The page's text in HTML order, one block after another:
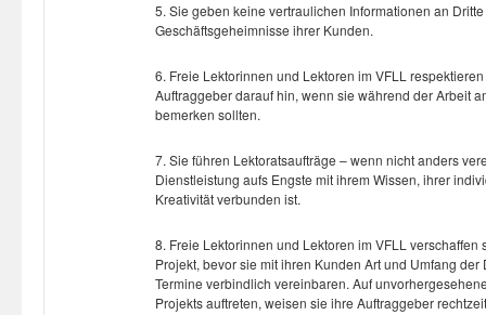
5. Sie geben keine vertraulichen Informationen an
Geschäftsgeheimnisse ihrer Kunden.
6. Freie Lektorinnen und Lektoren im VFLL
Auftraggeber darauf hin, wenn sie während der Arbeit
bemerken sollten.
7. Sie führen Lektoratsaufträge – wenn nicht anders
Dienstleistung aufs Engste mit ihrem Wissen, ihrer
Kreativität verbunden ist.
8. Freie Lektorinnen und Lektoren im VFLL
Projekt, bevor sie mit ihren Kunden Art und Umfang
Termine verbindlich vereinbaren. Auf
Projekts auftreten, weisen sie ihre Auftraggeber